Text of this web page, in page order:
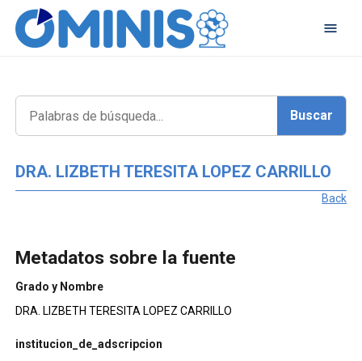
DRA. LIZBETH TERESITA LOPEZ CARRILLO
Back
Metadatos sobre la fuente
Grado y Nombre
DRA. LIZBETH TERESITA LOPEZ CARRILLO
institucion_de_adscripcion